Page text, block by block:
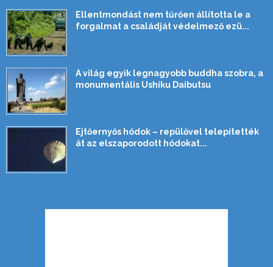
Ellentmondást nem tűrően állította le a
forgalmat a családját védelmező ezü...
A világ egyik legnagyobb buddha szobra, a
monumentális Ushiku Daibutsu
Ejtőernyős hódok – repülővel telepítették
át az elszaporodott hódokat...